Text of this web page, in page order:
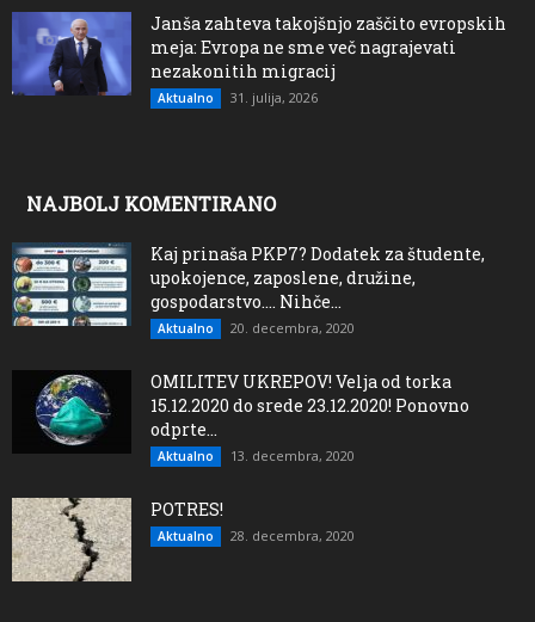
Janša zahteva takojšnjo zaščito evropskih
meja: Evropa ne sme več nagrajevati
nezakonitih migracij
Aktualno 31. julija, 2026
NAJBOLJ KOMENTIRANO
Kaj prinaša PKP7? Dodatek za študente,
upokojence, zaposlene, družine,
gospodarstvo…. Nihče...
Aktualno 20. decembra, 2020
OMILITEV UKREPOV! Velja od torka
15.12.2020 do srede 23.12.2020! Ponovno
odprte...
Aktualno 13. decembra, 2020
POTRES!
Aktualno 28. decembra, 2020